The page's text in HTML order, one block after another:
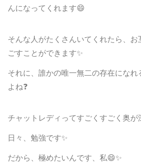
んになってくれます😄
そんな人がたくさんいてくれたら、お
ごすことができます✨
それに、誰かの唯一無二の存在になれ
よね❓
チャットレディってすごくすごく奥
日々、勉強です✨
だから、極めたいんです、私😄✨